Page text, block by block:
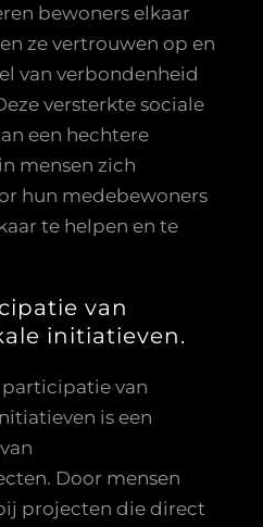
bewoners elkaar
ze vertrouwen op en
van verbondenheid
versterkte sociale
een hechtere
mensen zich
hun medebewoners
te helpen en te
van
initiatieven.
van
is een
Door mensen
projecten die direct